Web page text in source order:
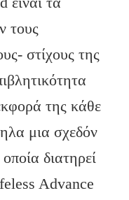
τους
στίχους της
της κάθε
μια σχεδόν
διατηρεί
Advance